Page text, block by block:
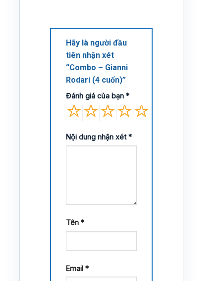
Hãy là người đầu
tiên nhận xét
“Combo – Gianni
Rodari (4 cuốn)”
Đánh giá của bạn *
Nội dung nhận xét*
Tên *
Email *